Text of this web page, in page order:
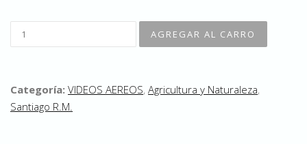
Categoría: VIDEOS AEREOS, Agricultura y Naturaleza,
Santiago R.M.